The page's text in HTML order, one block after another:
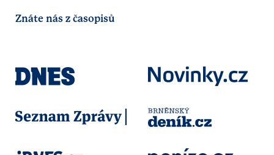
Znáte nás z časopisů